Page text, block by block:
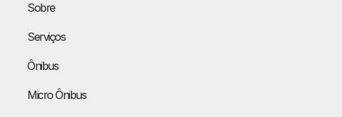
Sobre
Serviços
Ônibus
Micro Ônibus